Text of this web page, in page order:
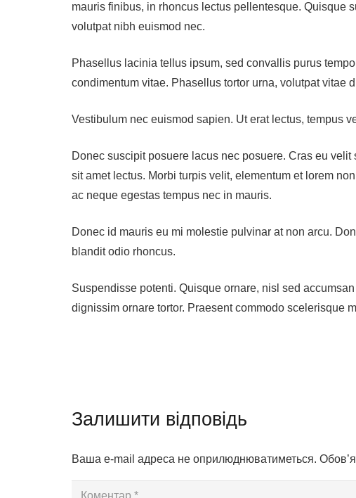
mauris finibus, in rhoncus lectus pellentesque. Quisque
volutpat nibh euismod nec.
Phasellus lacinia tellus ipsum, sed convallis purus
condimentum vitae. Phasellus tortor urna, volutpat vitae
Vestibulum nec euismod sapien. Ut erat lectus, tempus
Donec suscipit posuere lacus nec posuere. Cras eu
sit amet lectus. Morbi turpis velit, elementum et lorem
ac neque egestas tempus nec in mauris.
Donec id mauris eu mi molestie pulvinar at non arcu.
blandit odio rhoncus.
Suspendisse potenti. Quisque ornare, nisl sed
dignissim ornare tortor. Praesent commodo scelerisque
Залишити відповідь
Ваша e-mail адреса не оприлюднюватиметься.